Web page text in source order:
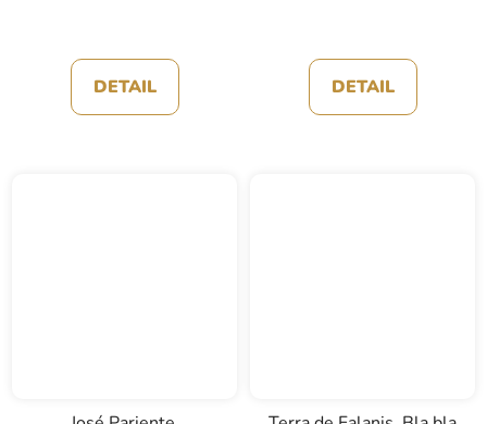
DETAIL DETAIL